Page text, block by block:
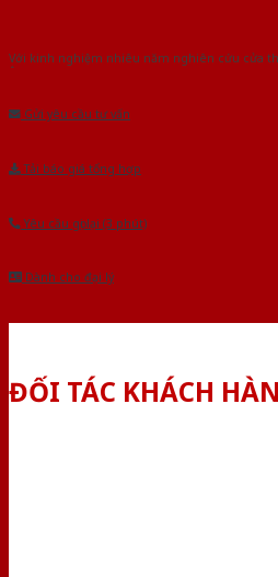
Với kinh nghiệm nhiêu năm nghiên cứu cửa
Gửi yêu cầu tư vấn
Tải báo giá tổng hợp
Yêu cầu gọi lại (3 phút)
Dành cho đại lý
ĐỐI TÁC KHÁCH